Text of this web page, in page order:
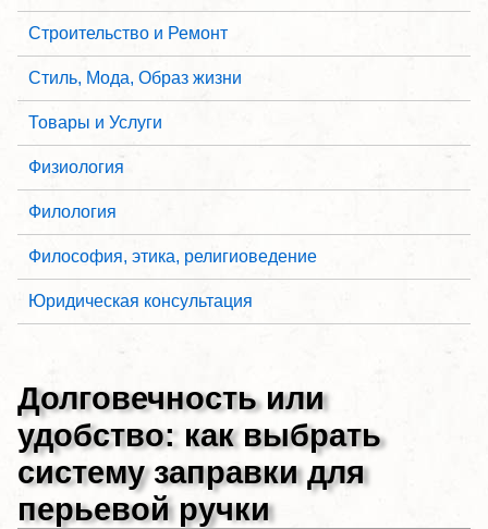
Строительство и Ремонт
Стиль, Мода, Образ жизни
Товары и Услуги
Физиология
Филология
Философия, этика, религиоведение
Юридическая консультация
Долговечность или
удобство: как выбрать
систему заправки для
перьевой ручки